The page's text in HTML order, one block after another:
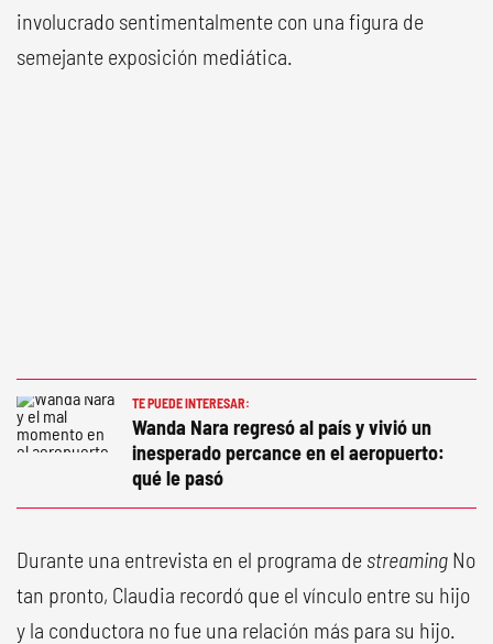
involucrado sentimentalmente con una figura de
semejante exposición mediática.
TE PUEDE INTERESAR:
Wanda Nara regresó al país y vivió un
inesperado percance en el aeropuerto:
qué le pasó
Durante una entrevista en el programa de streaming No
tan pronto, Claudia recordó que el vínculo entre su hijo
y la conductora no fue una relación más para su hijo.